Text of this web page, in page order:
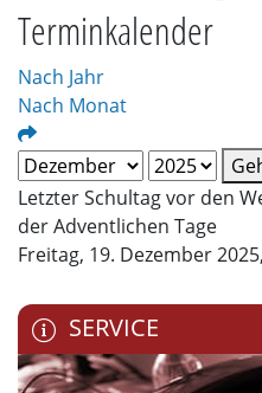
Terminkalender
Nach Jahr
Nach Monat
Letzter Schultag vor den
der Adventlichen Tage
Freitag, 19. Dezember
SERVICE